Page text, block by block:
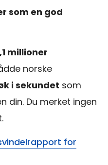
som en god
millioner
norske
i sekundet som
din. Du merket ingen
for